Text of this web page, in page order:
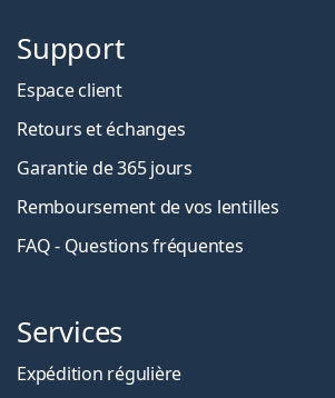
Support
Espace client
Retours et échanges
Garantie de 365 jours
Remboursement de vos lentilles
FAQ - Questions fréquentes
Services
Expédition régulière